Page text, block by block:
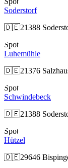
Soderstorf
🇩🇪21388
Spot
Luhemühle
🇩🇪21376
Spot
Schwindebeck
🇩🇪21388
Spot
Hützel
🇩🇪29646